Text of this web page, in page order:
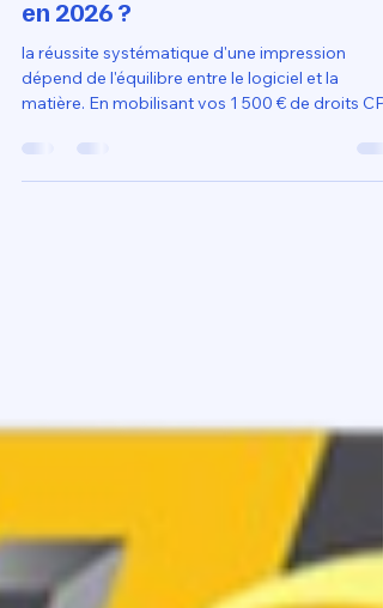
réussir toutes ses impressions
en 2026 ?
la réussite systématique d'une impression
matière. En mobilisant vos 1 500 € de droits